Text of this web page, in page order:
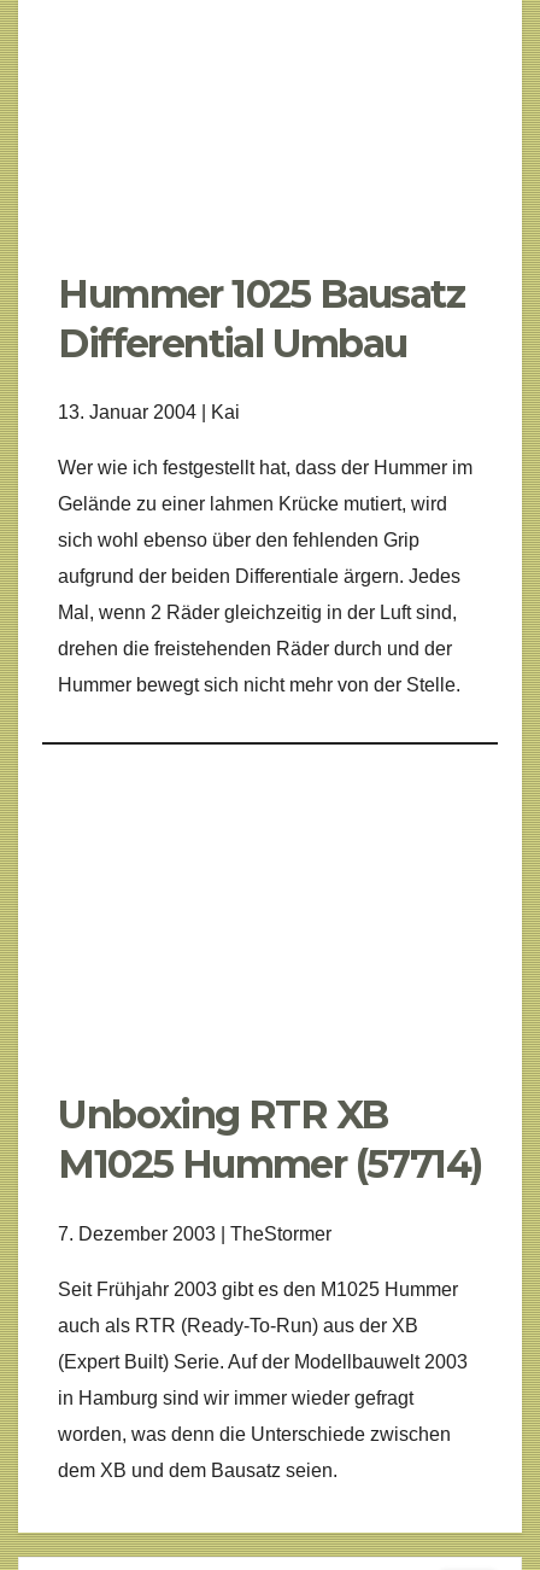
Hummer 1025 Bausatz
Differential Umbau
13. Januar 2004 | Kai
Wer wie ich festgestellt hat, dass der Hummer im
Gelände zu einer lahmen Krücke mutiert, wird
sich wohl ebenso über den fehlenden Grip
aufgrund der beiden Differentiale ärgern. Jedes
Mal, wenn 2 Räder gleichzeitig in der Luft sind,
drehen die freistehenden Räder durch und der
Hummer bewegt sich nicht mehr von der Stelle.
Unboxing RTR XB
M1025 Hummer (57714)
7. Dezember 2003 | TheStormer
Seit Frühjahr 2003 gibt es den M1025 Hummer
auch als RTR (Ready-To-Run) aus der XB
(Expert Built) Serie. Auf der Modellbauwelt 2003
in Hamburg sind wir immer wieder gefragt
worden, was denn die Unterschiede zwischen
dem XB und dem Bausatz seien.